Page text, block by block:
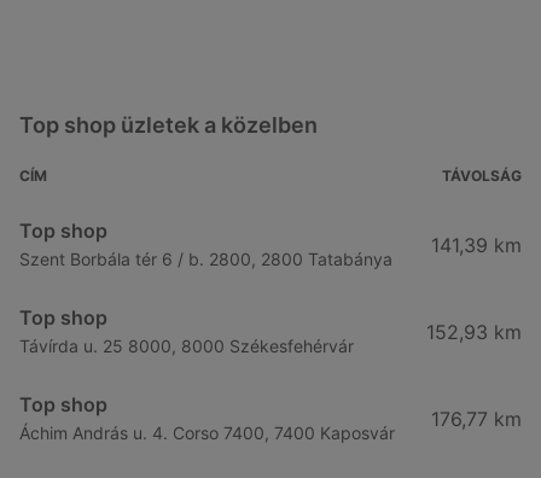
Top shop üzletek a közelben
CÍM TÁVOLSÁG
Top shop
Szent Borbála tér 6 / b. 2800, 2800 Tatabánya
141,39 km
Top shop
Távírda u. 25 8000, 8000 Székesfehérvár
152,93 km
Top shop
Áchim András u. 4. Corso 7400, 7400 Kaposvár
176,77 km